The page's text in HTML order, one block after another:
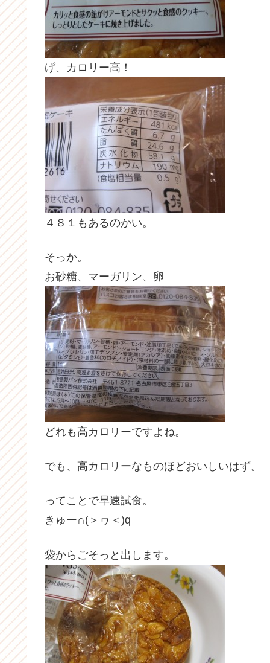
げ、カロリー高！
４８１もあるのかい。
そっか。
お砂糖、マーガリン、卵
どれも高カロリーですよね。
でも、高カロリーなものほどおいしいはず。
ってことで早速試食。
きゅー∩(＞ヮ＜)q
袋からごそっと出します。